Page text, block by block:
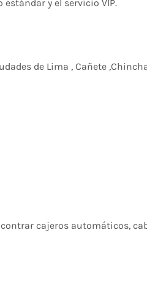
y el servicio VIP.
de Lima , Cañete
cajeros automáticos,